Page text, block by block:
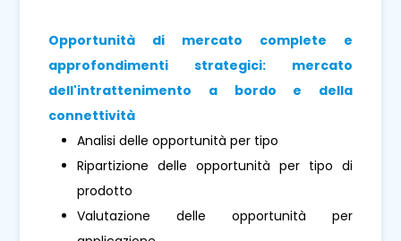
Opportunità di mercato complete e
approfondimenti strategici: mercato
dell'intrattenimento a bordo e della
connettività
Analisi delle opportunità per tipo
Ripartizione delle opportunità per tipo di
prodotto
Valutazione delle opportunità per